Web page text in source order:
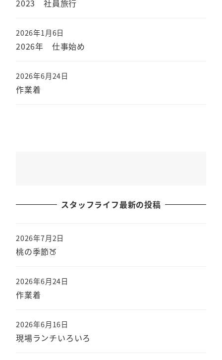
2023 社員旅行
2026年 仕事始め
2026年1月6日
作業着
2026年6月24日
スタッフライフ最新の投稿
桃の季節🍑
2026年7月2日
作業着
2026年6月24日
現場ランチいろいろ
2026年6月16日